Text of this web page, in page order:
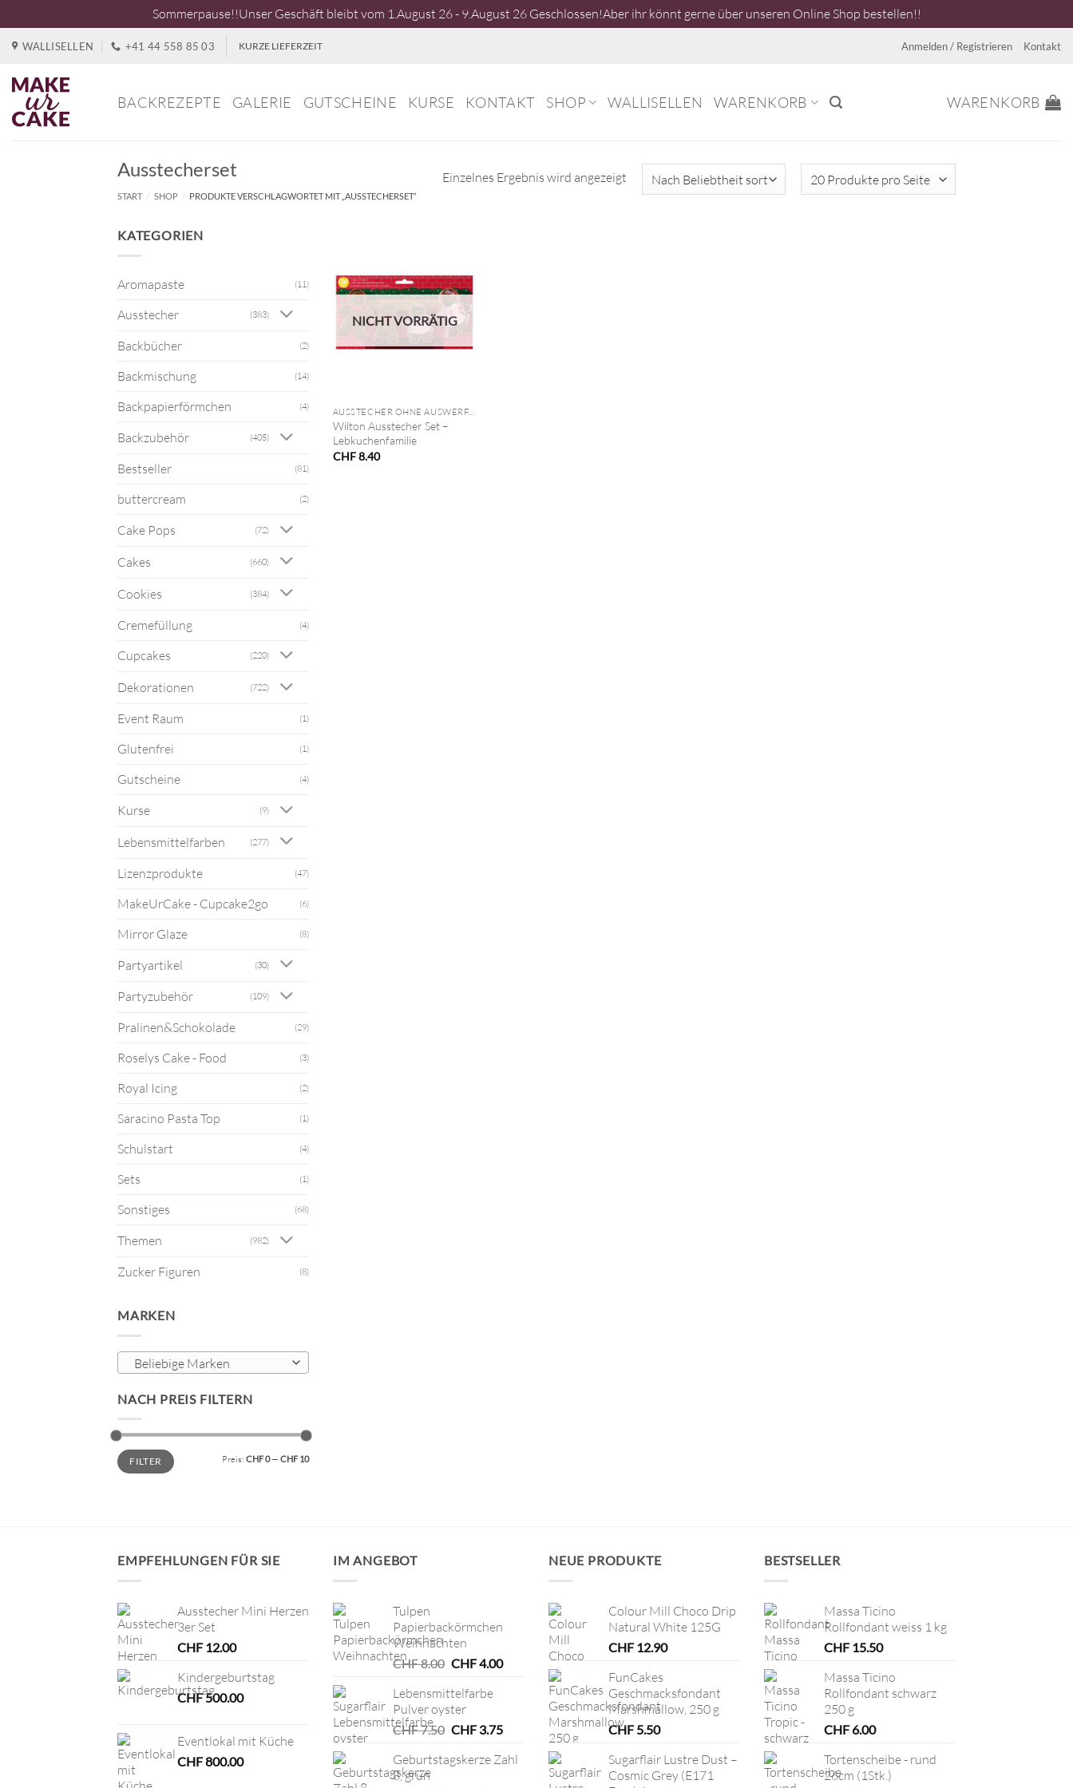
Sommerpause!!Unser Geschäft bleibt vom 1.August 26 - 9.August 26 Geschlossen!Aber ihr könnt gerne über unseren Online Shop bestellen!!
springen
WALLISELLEN +41 44 558 85 03 KURZE LIEFERZEIT Anmelden / Registrieren Kontakt
BACKREZEPTE GALERIE GUTSCHEINE KURSE KONTAKT SHOP WALLISELLEN WARENKORB WARENKORB
Ausstecherset
START / SHOP / PRODUKTE VERSCHLAGWORTET MIT „AUSSTECHERSET“
Einzelnes Ergebnis wird angezeigt
KATEGORIEN
Aromapaste (11)
Ausstecher (383)
Backbücher (2)
Backmischung (14)
Backpapierförmchen (4)
Backzubehör (405)
Bestseller (81)
buttercream (2)
Cake Pops (72)
Cakes (660)
Cookies (384)
Cremefüllung (4)
Cupcakes (220)
Dekorationen (722)
Event Raum (1)
Glutenfrei (1)
Gutscheine (4)
Kurse (9)
Lebensmittelfarben (277)
Lizenzprodukte (47)
MakeUrCake - Cupcake2go (6)
Mirror Glaze (8)
Partyartikel (30)
Partyzubehör (109)
Pralinen&Schokolade (29)
Roselys Cake - Food (3)
Royal Icing (2)
Saracino Pasta Top (1)
Schulstart (4)
Sets (1)
Sonstiges (68)
Themen (982)
Zucker Figuren (8)
MARKEN
Beliebige Marken
NACH PREIS FILTERN
Min.
Preis
Max.
PreisFILTER Preis: CHF 0— CHF 10
NICHT VORRÄTIG
AUSSTECHER OHNE AUSWERFER
Wilton Ausstecher Set –
Lebkuchenfamilie
CHF8.40
EMPFEHLUNGEN FÜR SIE
Ausstecher Mini Herzen
3er Set
CHF12.00
Kindergeburtstag
CHF500.00
Eventlokal mit Küche
CHF800.00
IM ANGEBOT
Tulpen
Papierbackörmchen
Weihnachten
CHF8.00 Ursprünglicher
war:
CHF 8.00
CHF4.00Aktueller
CHF 4.00.
Lebensmittelfarbe
Pulver oyster
CHF7.50 Ursprünglicher
war:
CHF3.75Aktueller
ist:
CHF 3.75.
Geburtstagskerze Zahl
8, grün
NEUE PRODUKTE
Colour Mill Choco Drip
Natural White 125G
CHF12.90
FunCakes
Geschmacksfondant
Marshmallow, 250 g
CHF5.50
Sugarflair Lustre Dust –
Cosmic Grey (E171
BESTSELLER
Massa Ticino
Rollfondant weiss 1 kg
CHF15.50
Massa Ticino
Rollfondant schwarz
250 g
CHF6.00
Tortenscheibe - rund
26cm (1Stk.)